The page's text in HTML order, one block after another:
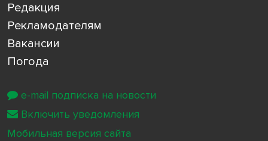
Редакция
Рекламодателям
Вакансии
Погода
e-mail подписка на новости
Включить уведомления
Мобильная версия сайта